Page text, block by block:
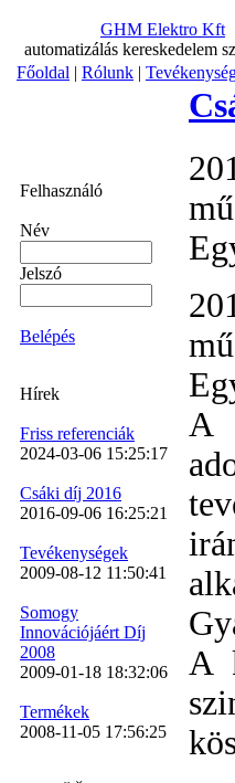
GHM Elektro Kft
automatizálás kereskedelem
Főoldal | Rólunk |
Felhasználó
Név
Jelszó
Belépés
Hírek
Friss referenciák
2024-03-06 15:25:17
Csáki díj 2016
2016-09-06 16:25:21
Tevékenységek
2009-08-12 11:50:41
Somogy
Innovációjáért Díj
2008
2009-01-18 18:32:06
Termékek
2008-11-05 17:56:25
A
A